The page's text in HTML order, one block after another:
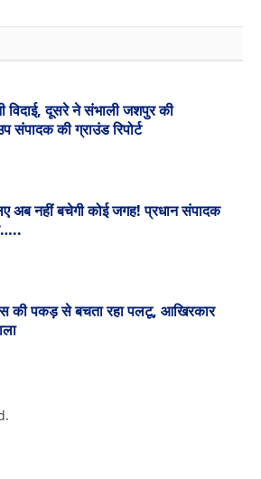
विदाई, दूसरे ने संभाली जशपुर की
की ग्राउंड रिपोर्ट
अब नहीं बचेगी कोई जगह! प्रधान संपादक
पकड़ से बचता रहा पलटू, आखिरकार